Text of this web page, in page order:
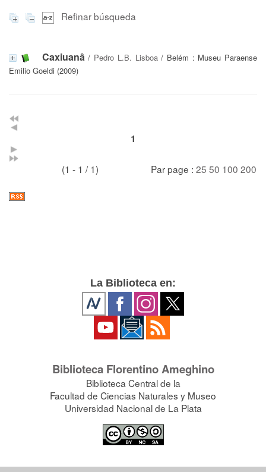
Refinar búsqueda
Caxiuanâ/ Pedro L.B. Lisboa/ Belém : Museu Paraense
Emilio Goeldi (2009)
1
(1 - 1 / 1) Par page : 25 50 100 200
La Biblioteca en:
Biblioteca Florentino Ameghino
Biblioteca Central de la
Facultad de Ciencias Naturales y Museo
Universidad Nacional de La Plata